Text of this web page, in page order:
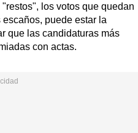
los votos que quedan
puede estar la
que las candidaturas más
con actas.